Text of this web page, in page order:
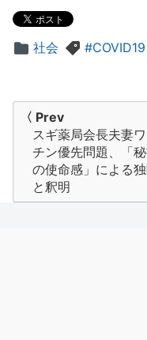
社会 COVID19
ビ
〈 Prev
スギ薬局会長夫妻ワ
チン優先問題、「
の使命感」による
と釈明